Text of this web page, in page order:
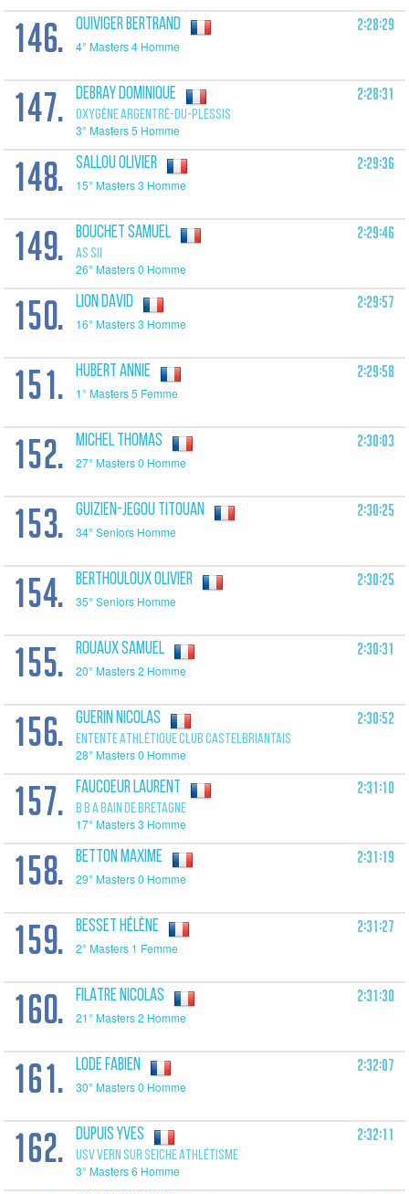
146. QUIVIGER Bertrand
4° Masters 4 Homme
2:28:29
147. DEBRAY Dominique
OXYGÈNE ARGENTRÉ-DU-PLESSIS
3° Masters 5 Homme
2:28:31
148. SALLOU Olivier
15° Masters 3 Homme
2:29:36
149. BOUCHET Samuel
AS SII
26° Masters 0 Homme
2:29:46
150. LION David
16° Masters 3 Homme
2:29:57
151. HUBERT Annie
1° Masters 5 Femme
2:29:58
152. MICHEL Thomas
27° Masters 0 Homme
2:30:03
153. GUIZIEN-JEGOU Titouan
34° Seniors Homme
2:30:25
154. BERTHOULOUX Olivier
35° Seniors Homme
2:30:25
155. ROUAUX Samuel
20° Masters 2 Homme
2:30:31
156. GUERIN Nicolas
ENTENTE ATHLÉTIQUE CLUB CASTELBRIANTAIS
28° Masters 0 Homme
2:30:52
157. FAUCOEUR Laurent
B B A BAIN DE BRETAGNE
17° Masters 3 Homme
2:31:10
158. BETTON Maxime
29° Masters 0 Homme
2:31:19
159. BESSET Hélène
2° Masters 1 Femme
2:31:27
160. FILATRE Nicolas
21° Masters 2 Homme
2:31:30
161. LODE Fabien
30° Masters 0 Homme
2:32:07
162. DUPUIS Yves
USV VERN SUR SEICHE ATHLÉTISME
3° Masters 6 Homme
2:32:11